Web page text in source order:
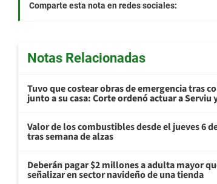
Comparte esta nota en redes sociales:
Notas Relacionadas
Tuvo que costear obras de emergencia tras
junto a su casa: Corte ordenó actuar a Serviu
Valor de los combustibles desde el jueves 6
tras semana de alzas
Deberán pagar $2 millones a adulta mayor
señalizar en sector navideño de una tienda